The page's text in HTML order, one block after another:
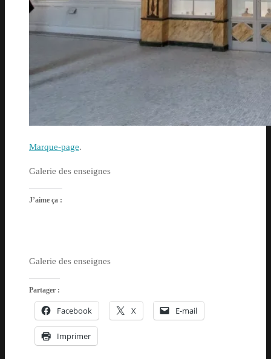
Marque-page.
Galerie des enseignes
J’aime ça :
Galerie des enseignes
Partager :
Facebook X E-mail
Imprimer